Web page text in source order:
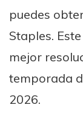
puedes
Staples.
mejor
temporada
2026.